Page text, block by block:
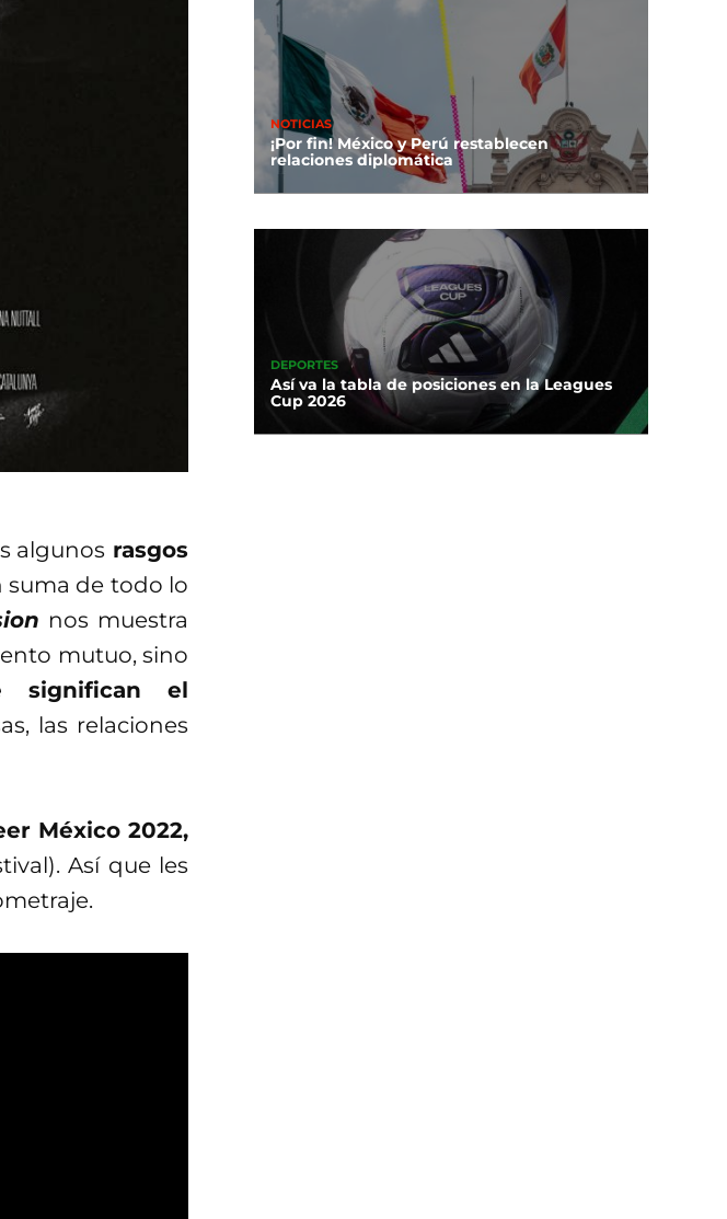
algunos rasgos
suma de todo lo
nos muestra
mutuo, sino
significan el
las relaciones
México 2022,
Así que les
NOTICIAS
¡Por fin! México y Perú restablecen
relaciones diplomática
DEPORTES
Así va la tabla de posiciones en la Leagues
Cup 2026